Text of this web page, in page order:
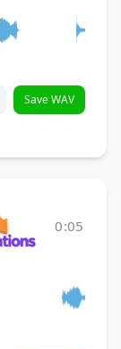
Save WAV
0:05